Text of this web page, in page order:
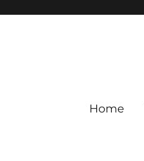
Home